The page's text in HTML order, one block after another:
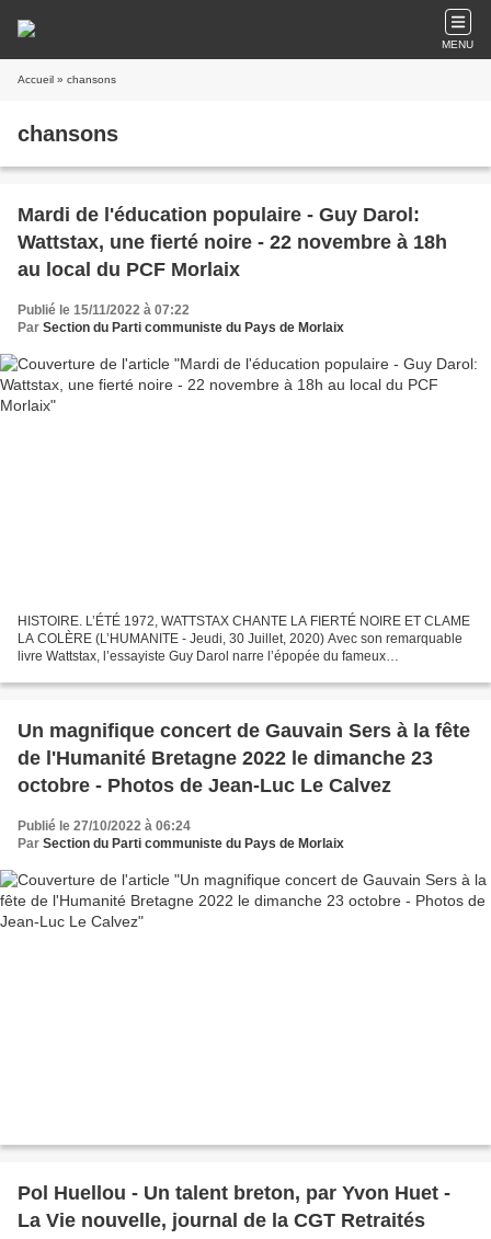
MENU
Accueil » chansons
chansons
Mardi de l'éducation populaire - Guy Darol:
Wattstax, une fierté noire - 22 novembre à 18h
au local du PCF Morlaix
Publié le 15/11/2022 à 07:22
Par Section du Parti communiste du Pays de Morlaix
HISTOIRE. L’ÉTÉ 1972, WATTSTAX CHANTE LA FIERTÉ NOIRE ET CLAME
LA COLÈRE (L’HUMANITE - Jeudi, 30 Juillet, 2020) Avec son remarquable
livre Wattstax, l’essayiste Guy Darol narre l’épopée du fameux
Un magnifique concert de Gauvain Sers à la fête
de l'Humanité Bretagne 2022 le dimanche 23
octobre - Photos de Jean-Luc Le Calvez
Publié le 27/10/2022 à 06:24
Par Section du Parti communiste du Pays de Morlaix
Pol Huellou - Un talent breton, par Yvon Huet -
La Vie nouvelle, journal de la CGT Retraités